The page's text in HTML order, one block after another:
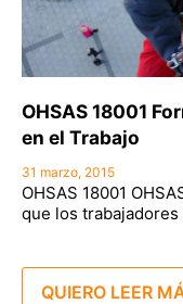
OHSAS 18001
en el Trabajo
31 marzo, 2015
OHSAS 18001
que los
QUIERO LEER